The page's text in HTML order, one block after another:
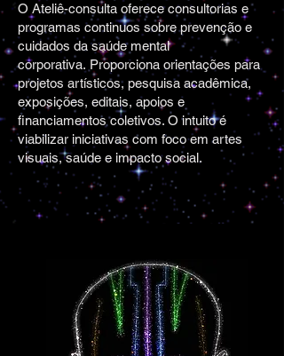
O Ateliê-consulta oferece consultorias e
programas continuos sobre prevenção e
cuidados da saúde mental
corporativa. Proporciona orientações para
projetos artísticos, pesquisa acadêmica,
exposições, editais, apoios e
financiamentos coletivos. O intuito é
viabilizar iniciativas com foco em artes
visuais, saúde e impacto social.